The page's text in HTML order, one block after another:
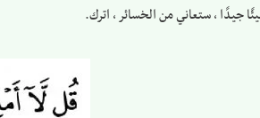
جيدًا ، ستعاني من الخسائر ، اترك.